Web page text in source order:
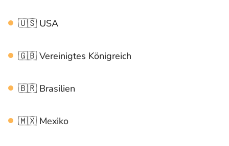
🇺🇸 USA
🇬🇧 Vereinigtes Königreich
🇧🇷 Brasilien
🇲🇽 Mexiko